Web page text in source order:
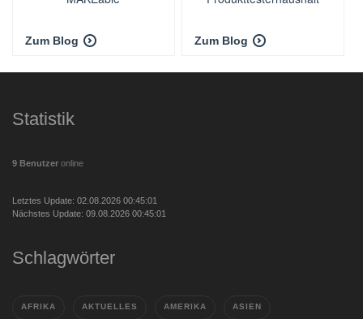
Zum Blog Zum Blog
Statistik
9 Benutzer online
Letztes Update: 02.08.2026 00:45:01
Nächstes Update: 09.08.2026 00:45:01
Schlagwörter
AFRIKA AKTUELLES AMERIKA ASIEN